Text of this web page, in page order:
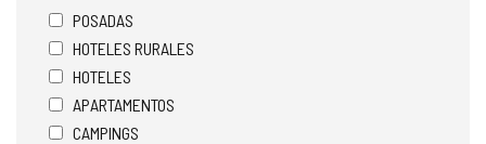
POSADAS
HOTELES RURALES
HOTELES
APARTAMENTOS
CAMPINGS